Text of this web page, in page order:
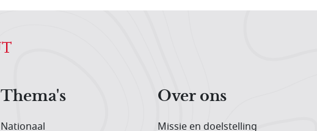
Thema's
Nationaal
Over ons
Missie en doelstelling